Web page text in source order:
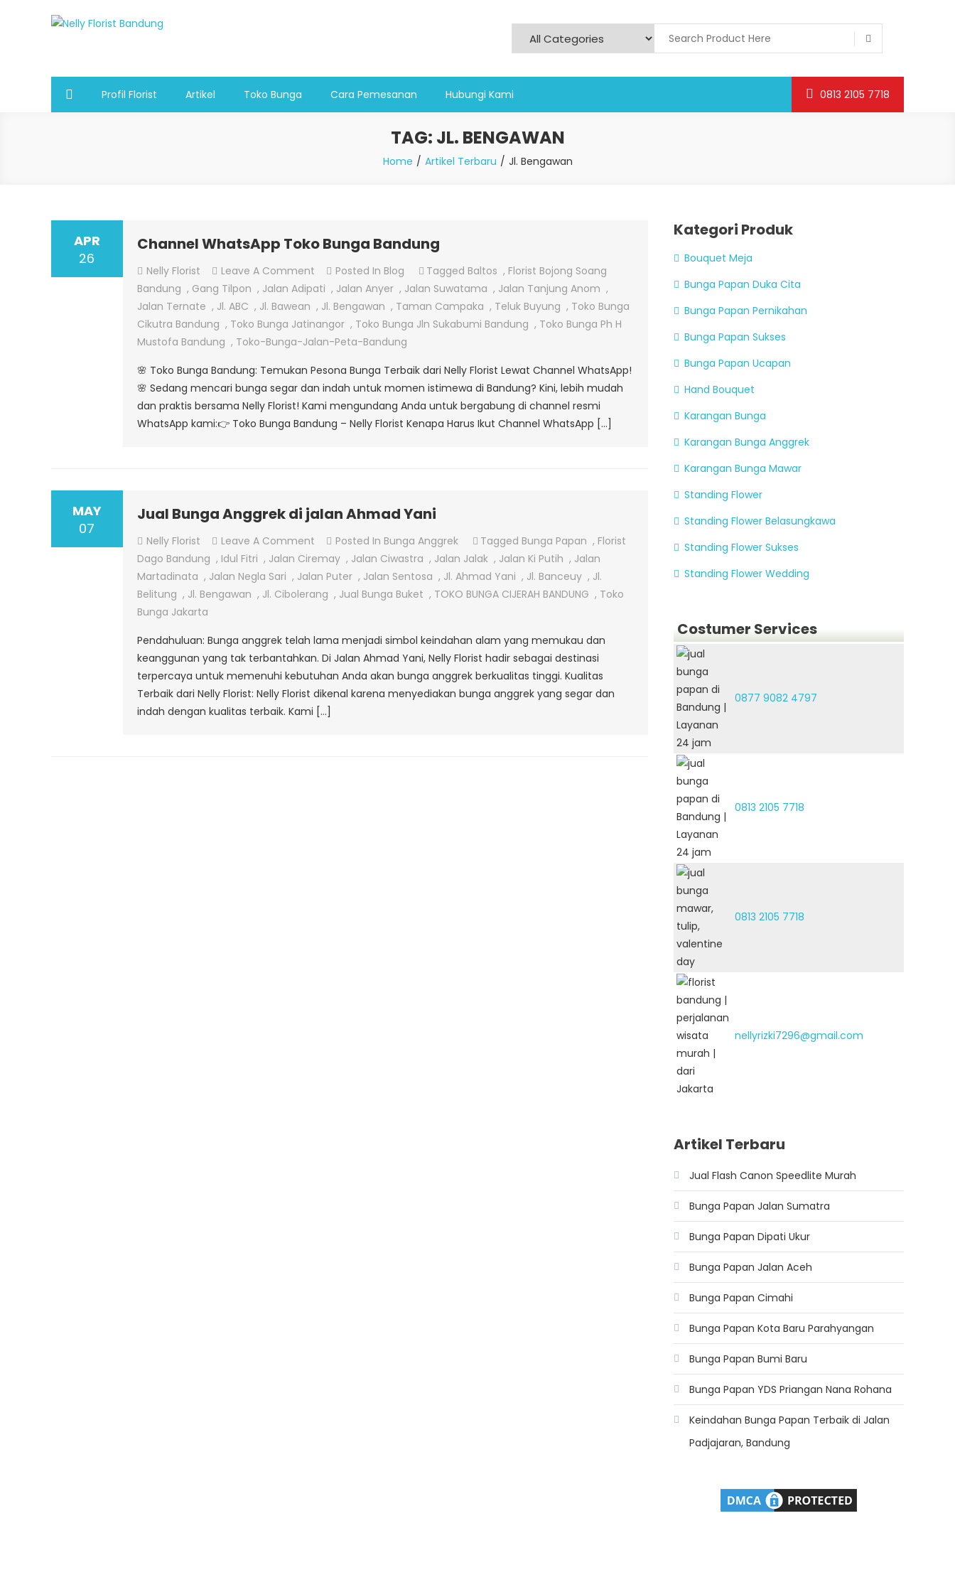
Profil Florist Artikel Toko Bunga Cara Pemesanan Hubungi Kami 0813 2105 7718
TAG: JL. BENGAWAN
Home Artikel Terbaru Jl. Bengawan
APR
26
Channel WhatsApp Toko Bunga Bandung
Nelly Florist Leave A CommentOn
Channel
WhatsApp
Toko
Bunga
Posted In Blog Tagged Baltos , Florist Bojong Soang
Bandung , Gang Tilpon , Jalan Adipati , Jalan Anyer , Jalan Suwatama , Jalan Tanjung Anom ,
Jalan Ternate , Jl. ABC , Jl. Bawean , Jl. Bengawan , Taman Campaka , Teluk Buyung , Toko Bunga
Cikutra Bandung , Toko Bunga Jatinangor , Toko Bunga Jln Sukabumi Bandung , Toko Bunga Ph H
Mustofa Bandung , Toko-Bunga-Jalan-Peta-Bandung
🌸 Toko Bunga Bandung: Temukan Pesona Bunga Terbaik dari Nelly Florist Lewat Channel WhatsApp!
🌸 Sedang mencari bunga segar dan indah untuk momen istimewa di Bandung? Kini, lebih mudah
dan praktis bersama Nelly Florist! Kami mengundang Anda untuk bergabung di channel resmi
WhatsApp kami:👉 Toko Bunga Bandung – Nelly Florist Kenapa Harus Ikut Channel WhatsApp […]
MAY
07
Jual Bunga Anggrek di jalan Ahmad Yani
Nelly Florist Leave A CommentOn
Jual
Bunga
Anggrek
Ahmad
Yani
Posted In Bunga Anggrek Tagged Bunga Papan , Florist
Dago Bandung , Idul Fitri , Jalan Ciremay , Jalan Ciwastra , Jalan Jalak , Jalan Ki Putih , Jalan
Martadinata , Jalan Negla Sari , Jalan Puter , Jalan Sentosa , Jl. Ahmad Yani , Jl. Banceuy , Jl.
Belitung , Jl. Bengawan , Jl. Cibolerang , Jual Bunga Buket , TOKO BUNGA CIJERAH BANDUNG , Toko
Bunga Jakarta
Pendahuluan: Bunga anggrek telah lama menjadi simbol keindahan alam yang memukau dan
keanggunan yang tak terbantahkan. Di Jalan Ahmad Yani, Nelly Florist hadir sebagai destinasi
terpercaya untuk memenuhi kebutuhan Anda akan bunga anggrek berkualitas tinggi. Kualitas
Terbaik dari Nelly Florist: Nelly Florist dikenal karena menyediakan bunga anggrek yang segar dan
indah dengan kualitas terbaik. Kami […]
Kategori Produk
Bouquet Meja
Bunga Papan Duka Cita
Bunga Papan Pernikahan
Bunga Papan Sukses
Bunga Papan Ucapan
Hand Bouquet
Karangan Bunga
Karangan Bunga Anggrek
Karangan Bunga Mawar
Standing Flower
Standing Flower Belasungkawa
Standing Flower Sukses
Standing Flower Wedding
Costumer Services
0877 9082 4797
0813 2105 7718
0813 2105 7718
nellyrizki7296@gmail.com
Artikel Terbaru
Jual Flash Canon Speedlite Murah
Bunga Papan Jalan Sumatra
Bunga Papan Dipati Ukur
Bunga Papan Jalan Aceh
Bunga Papan Cimahi
Bunga Papan Kota Baru Parahyangan
Bunga Papan Bumi Baru
Bunga Papan YDS Priangan Nana Rohana
Keindahan Bunga Papan Terbaik di Jalan
Padjajaran, Bandung